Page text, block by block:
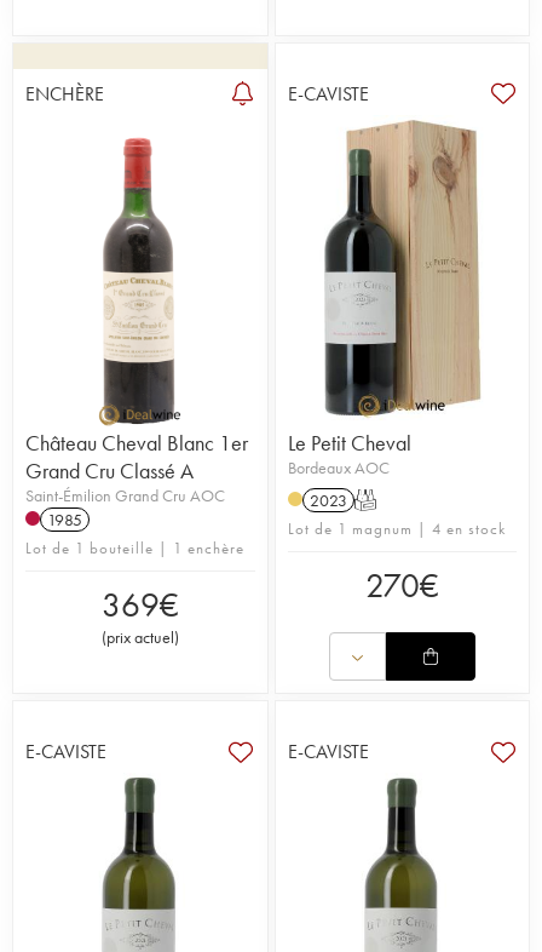
ENCHÈRE
Château Cheval Blanc 1er
Grand Cru Classé A
Saint-Émilion Grand Cru AOC
1985
Lot de 1 bouteille | 1 enchère
369€
(prix actuel)
E-CAVISTE
Le Petit Cheval
Bordeaux AOC
2023 T
Lot de 1 magnum | 4 en stock
270€
E-CAVISTE E-CAVISTE